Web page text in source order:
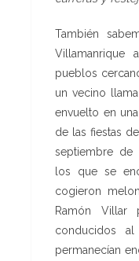
También
Villamanrique
pueblos
un vecino
envuelto en
de las fiestas
septiembre de
los que se
cogieron
Ramón Villar
conducidos
permanecían